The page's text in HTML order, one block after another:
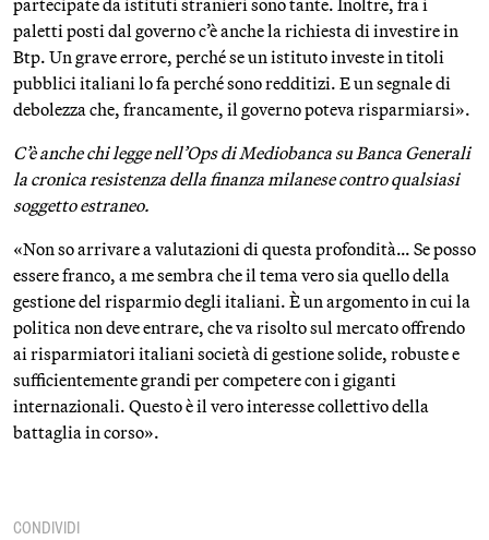
partecipate da istituti stranieri sono tante. Inoltre, fra i
paletti posti dal governo c’è anche la richiesta di investire in
Btp. Un grave errore, perché se un istituto investe in titoli
pubblici italiani lo fa perché sono redditizi. E un segnale di
debolezza che, francamente, il governo poteva risparmiarsi».
C’è anche chi legge nell’Ops di Mediobanca su Banca Generali
la cronica resistenza della finanza milanese contro qualsiasi
soggetto estraneo.
«Non so arrivare a valutazioni di questa profondità… Se posso
essere franco, a me sembra che il tema vero sia quello della
gestione del risparmio degli italiani. È un argomento in cui la
politica non deve entrare, che va risolto sul mercato offrendo
ai risparmiatori italiani società di gestione solide, robuste e
sufficientemente grandi per competere con i giganti
internazionali. Questo è il vero interesse collettivo della
battaglia in corso».
CONDIVIDI